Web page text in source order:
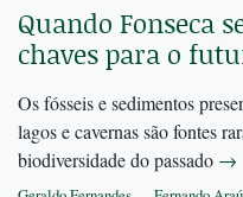
Quando Fonseca
chaves para o
Os fósseis e sedimentos
lagos e cavernas são fontes
biodiversidade do passado →